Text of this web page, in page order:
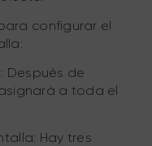
configurar el
Después de
a toda el
Hay tres